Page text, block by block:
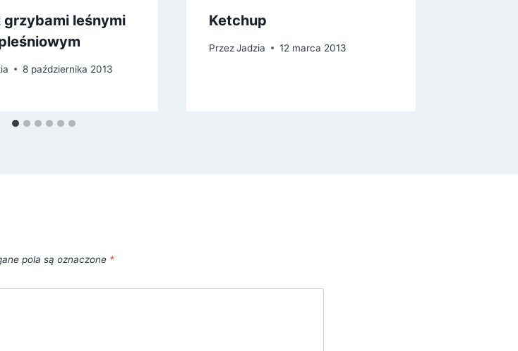
grzybami leśnymi
8 października 2013
Ketchup
Przez Jadzia 12 marca 2013
pola są oznaczone *